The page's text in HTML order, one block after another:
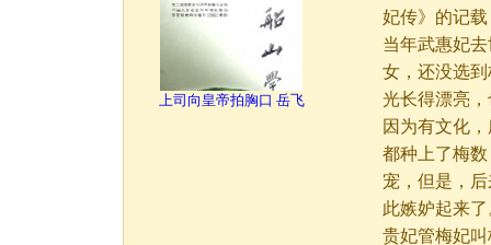
上司向皇帝拍胸口 岳飞
妃传》的记
当年武惠妃
女，还没选
光长得漂亮
因为有文化
都种上了梅
宠，但是，
此嫉妒起来
贵妃管梅妃